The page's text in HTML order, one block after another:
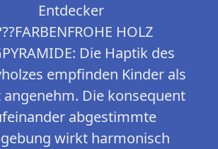
Entdecker
HOLZ
Die Haptik des
empfinden Kinder als
Die konsequent
abgestimmte
wirkt harmonisch